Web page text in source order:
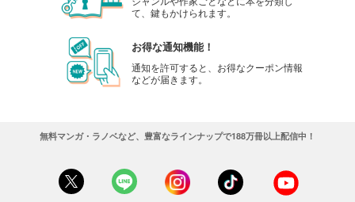
て、鍵もかけられます。
お得な通知機能！
通知を許可すると、お得なクーポン情報
などが届きます。
無料マンガ・ラノベなど、豊富なラインナップで188万冊以上配信中！